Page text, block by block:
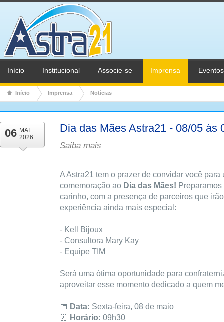
Início Institucional Associe-se Imprensa Eventos
Início Imprensa Notícias
06 MAI
2026
Dia das Mães Astra21 - 08/05 às
Saiba mais
A Astra21 tem o prazer de convidar você
comemoração ao Dia das Mães!
carinho, com a presença de parceiros que
experiência ainda mais especial:
- Kell Bijoux
- Consultora Mary Kay
- Equipe TIM
Será uma ótima oportunidade para
aproveitar esse momento dedicado a quem
📅 Data: Sexta-feira, 08 de maio
⏰ Horário: 09h30